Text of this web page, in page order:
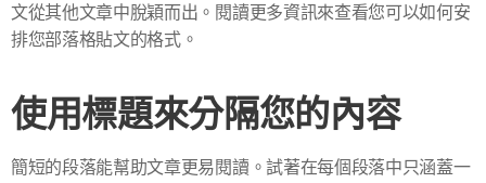
文從其他文章中脫穎而出。閱讀更多資訊來查看您可以如何安
排您部落格貼文的格式。
使用標題來分隔您的內容
簡短的段落能幫助文章更易閱讀。試著在每個段落中只涵蓋一